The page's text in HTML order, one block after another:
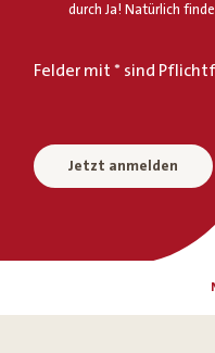
durch Ja! Natürlich
Felder mit * sind
Jetzt anmelden